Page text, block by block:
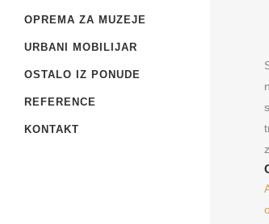
OPREMA ZA MUZEJE
URBANI MOBILIJAR
OSTALO IZ PONUDE
REFERENCE
KONTAKT